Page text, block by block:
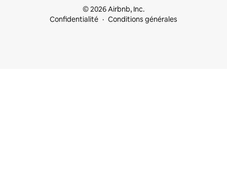
© 2026 Airbnb, Inc.
Confidentialité
Conditions générales